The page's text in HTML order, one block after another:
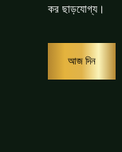
কর ছাড়যোগ্য।
আজ দিন